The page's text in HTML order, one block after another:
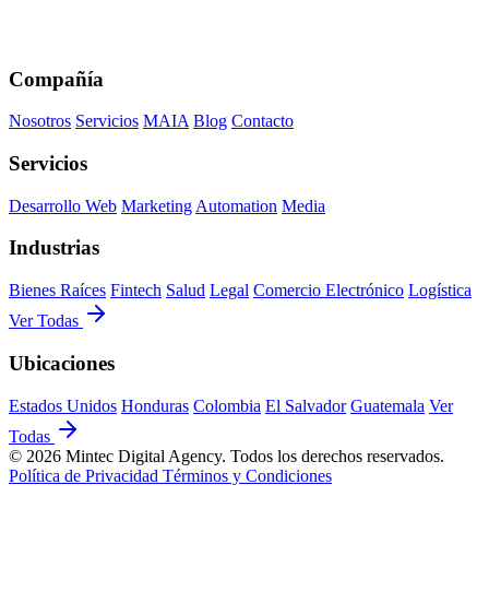
Compañía
Nosotros Servicios MAIA Blog Contacto
Servicios
Desarrollo Web Marketing Automation Media
Industrias
Bienes Raíces Fintech Salud Legal Comercio Electrónico Logística
Ver Todas
Ubicaciones
Estados Unidos Honduras Colombia El Salvador Guatemala Ver
Todas
© 2026 Mintec Digital Agency. Todos los derechos reservados.
Política de Privacidad Términos y Condiciones